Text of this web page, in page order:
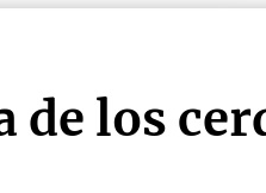
de los